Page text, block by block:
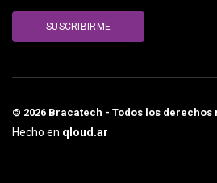
© 2026 Bracatech - Todos los derechos
Hecho en qloud.ar